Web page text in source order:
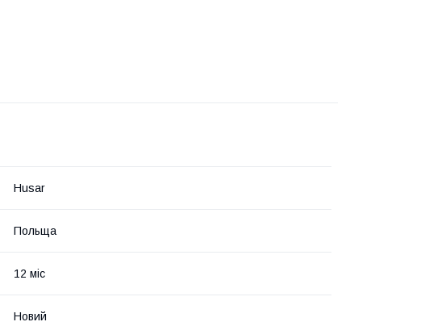
Husar
Польща
12 міс
Новий